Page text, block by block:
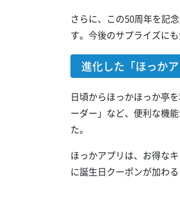
さらに、この50周年を記
す。今後のサプライズにも
進化した「ほっか
日頃からほっかほっか亭
ーダー」など、便利な機
た。
ほっかアプリは、お得な
に誕生日クーポンが加わ